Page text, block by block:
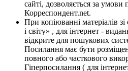
сайті, дозволяється за умови
Корреспондент.net.
При копіюванні матеріалів
і світу» , для інтернет -
відкрите для пошукових
Посилання має бути
повного або часткового
Гіперпосилання ( для